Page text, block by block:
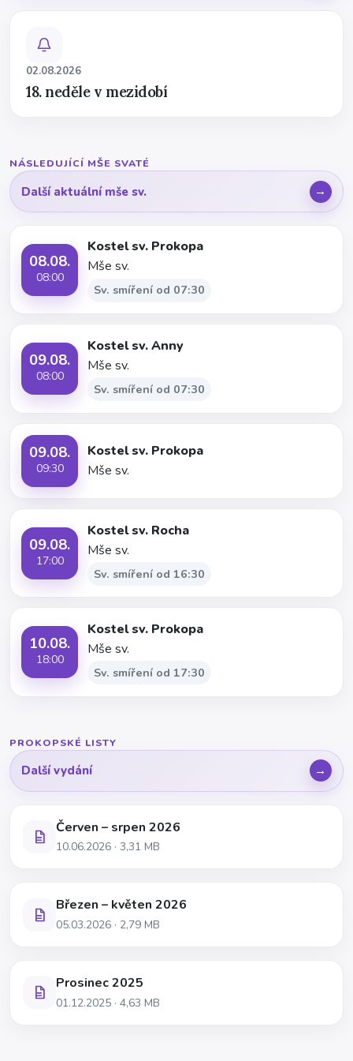
02.08.2026
18. neděle v mezidobí
NÁSLEDUJÍCÍ MŠE SVATÉ
Další aktuální mše sv.
08.08.
08:00
Kostel sv. Prokopa
Mše sv.
Sv. smíření od 07:30
09.08.
08:00
Kostel sv. Anny
Mše sv.
Sv. smíření od 07:30
09.08.
09:30
Kostel sv. Prokopa
Mše sv.
09.08.
17:00
Kostel sv. Rocha
Mše sv.
Sv. smíření od 16:30
10.08.
18:00
Kostel sv. Prokopa
Mše sv.
Sv. smíření od 17:30
PROKOPSKÉ LISTY
Další vydání
Červen – srpen 2026
10.06.2026 · 3,31 MB
Březen – květen 2026
05.03.2026 · 2,79 MB
Prosinec 2025
01.12.2025 · 4,63 MB